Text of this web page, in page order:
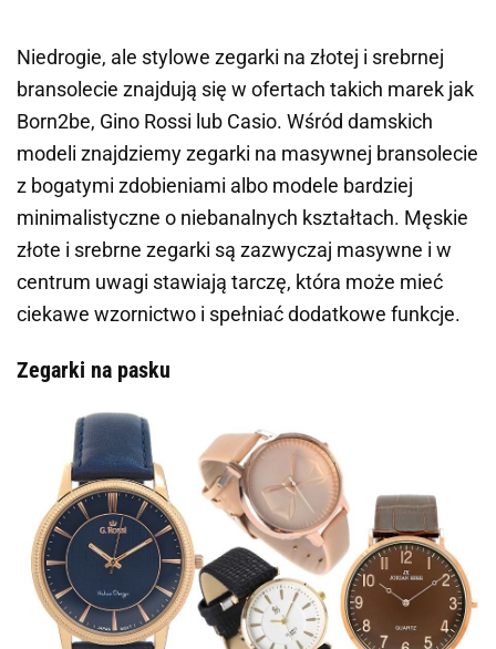
Niedrogie, ale stylowe zegarki na złotej i srebrnej
bransolecie znajdują się w ofertach takich marek jak
Born2be, Gino Rossi lub Casio. Wśród damskich
modeli znajdziemy zegarki na masywnej bransolecie
z bogatymi zdobieniami albo modele bardziej
minimalistyczne o niebanalnych kształtach. Męskie
złote i srebrne zegarki są zazwyczaj masywne i w
centrum uwagi stawiają tarczę, która może mieć
ciekawe wzornictwo i spełniać dodatkowe funkcje.
Zegarki na pasku